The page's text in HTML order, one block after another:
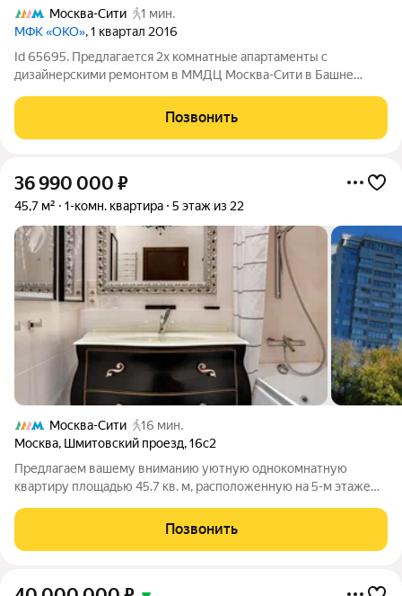
Москва-Сити
1 мин.
МФК «ОКО», 1 квартал 2016
Id 65695. Предлагается 2х комнатные апартаменты с
дизайнерскими ремонтом в ММДЦ Москва-Сити в Башне
современный стиль жизни. Просторныe апартаменты общей
площадью 89,5 кв. м. в престижном
Позвонить
36 990 000 ₽
45,7 м² 1-комн. квартира 5 этаж из 22
Москва-Сити
16 мин.
Москва, Шмитовский проезд,16с2
Предлагаем вашему вниманию уютную однокомнатную
квартиру площадью 45.7 кв. м, расположенную на 5-м этаже
создают ощущение простора и света. Внутри квартиры
выполнен качественный ремонт, что
Позвонить